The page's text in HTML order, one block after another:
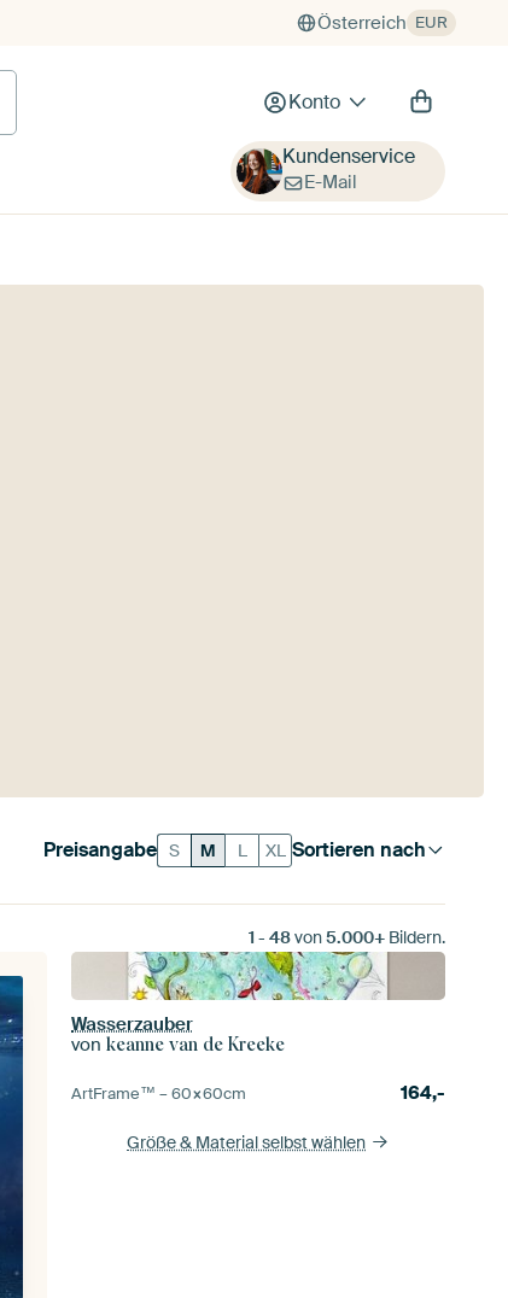
Österreich EUR
Konto
Kundenservice
E-Mail
Sortieren nach
Preisangabe S M L XL
1 - 48von5.000+Bildern.
Wasserzauber
vonkeanne van de Kreeke
ArtFrame™ –60×60cm 164,-
Größe & Material selbst wählen